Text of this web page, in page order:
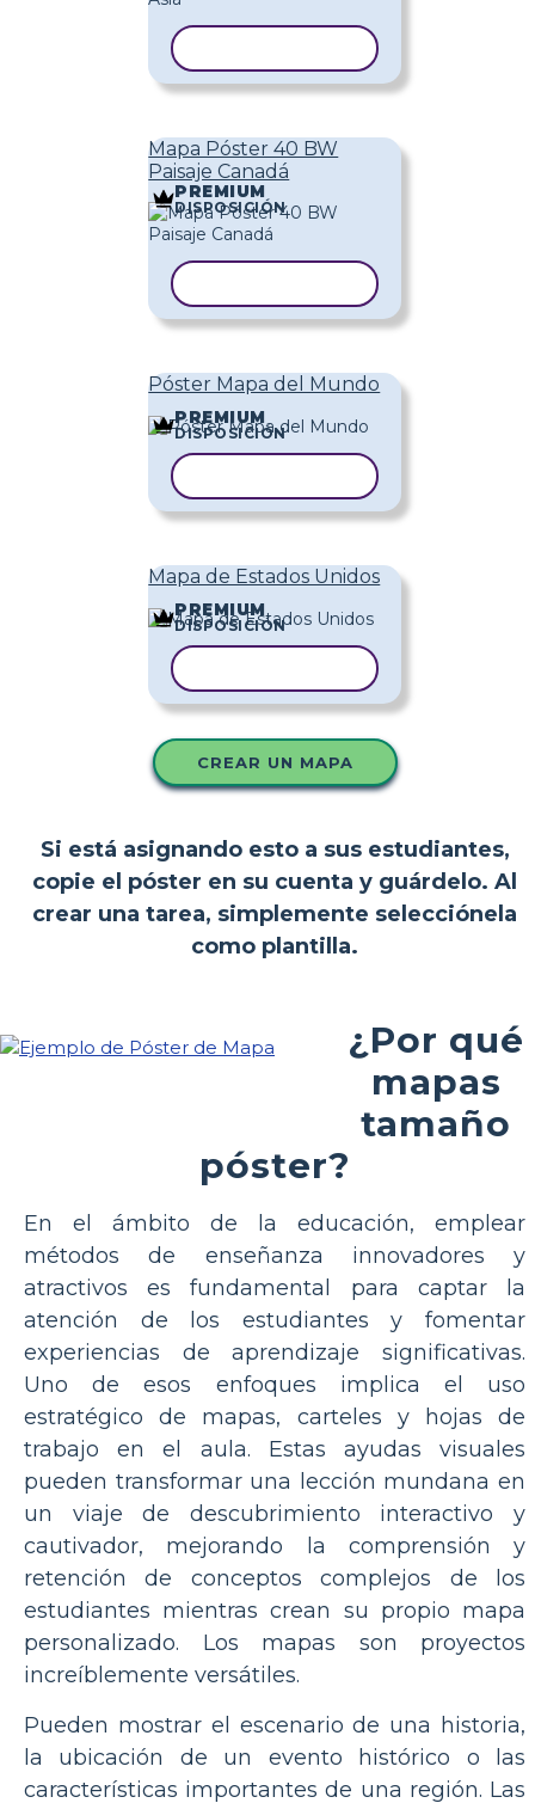
Mapa Póster 40 BW
Paisaje Canadá
PREMIUM
DISPOSICIÓN
Póster Mapa del Mundo
PREMIUM
DISPOSICIÓN
Mapa de Estados Unidos
PREMIUM
DISPOSICIÓN
CREAR UN MAPA
Si está asignando esto a sus estudiantes,
copie el póster en su cuenta y guárdelo. Al
crear una tarea, simplemente selecciónela
como plantilla.
¿Por qué
mapas
tamaño
póster?
En el ámbito de la educación, emplear
métodos de enseñanza innovadores y
atractivos es fundamental para captar la
atención de los estudiantes y fomentar
experiencias de aprendizaje significativas.
Uno de esos enfoques implica el uso
estratégico de mapas, carteles y hojas de
trabajo en el aula. Estas ayudas visuales
pueden transformar una lección mundana en
un viaje de descubrimiento interactivo y
cautivador, mejorando la comprensión y
retención de conceptos complejos de los
estudiantes mientras crean su propio mapa
personalizado. Los mapas son proyectos
increíblemente versátiles.
Pueden mostrar el escenario de una historia,
la ubicación de un evento histórico o las
características importantes de una región. Las